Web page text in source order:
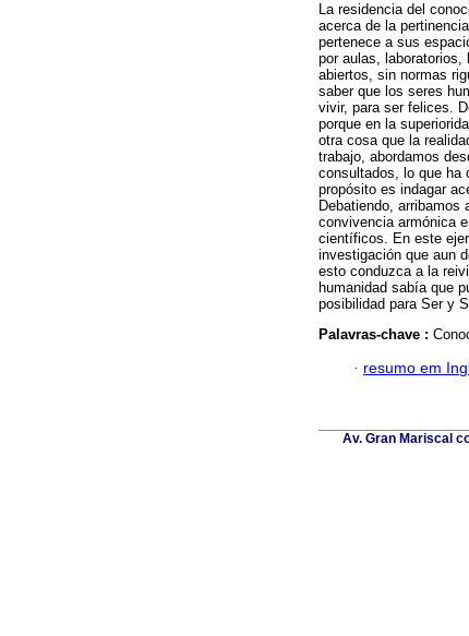
La residencia del
acerca de la
pertenece a sus
por aulas,
abiertos, sin normas
saber que los seres
vivir, para ser felices.
porque en la
otra cosa que la
trabajo, abordamos
consultados, lo que ha
propósito es indagar
Debatiendo,
convivencia armónica
científicos. En este
investigación que aun
esto conduzca a la
humanidad sabía que
posibilidad para Ser y
Palavras-chave :
· resumo em
Av. Gran Mariscal